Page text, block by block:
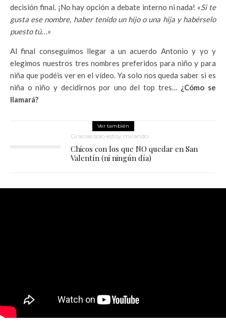
decisión final. ¡No hay opción a debate interno ni nada! «Si te
gusta ese nombre, haber tenido un hijo o una hija y habérselo
puesto tú…»
Al final conseguimos llegar a un acuerdo Antonio y yo y
elegimos nuestros tres nombres preferidos para niño y para
niña que podéis ver en el vídeo. Ya solo nos queda saber si es
niña o niño y decidirnos por uno del top tres… ¿Cómo se
llamará?
Ver también
Gracias solo estoy mirando
Chicos con los que NO quedar en San
Valentín (ni ningún día)